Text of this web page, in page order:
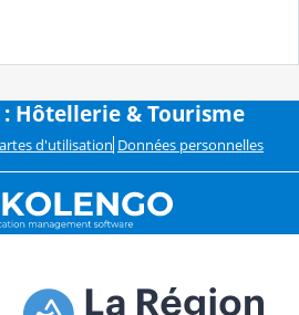
Hôtellerie & Tourisme
d'utilisation Données personnelles